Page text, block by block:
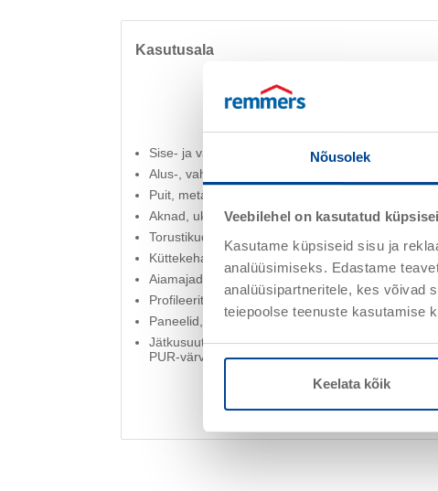
Nõusolek
Veebilehel on kasutatud
Kasutame küpsiseid sisu ja
analüüsimiseks. Edastame
analüüsipartneritele, kes võivad
teiepoolse teenuste kasutamise
Keelata kõik
Kasutusala
Sise- ja välitingimustes
Alus-, vahe- ja viimistluskatmine
Puit, metall ja PVC
Aknad, uksed ja garaažiuksed
Torustikud ja kanalisatsioonitorud
Küttekehad
Aiamajad, autovarjualused ja talveaiad
Profileeritud lauad, aiad ja piirded
Paneelid, lae- ja seinapaneelid
Jätkusuutlikud vanad pinnakatted, nagu alküüd-,
PUR-värvid.